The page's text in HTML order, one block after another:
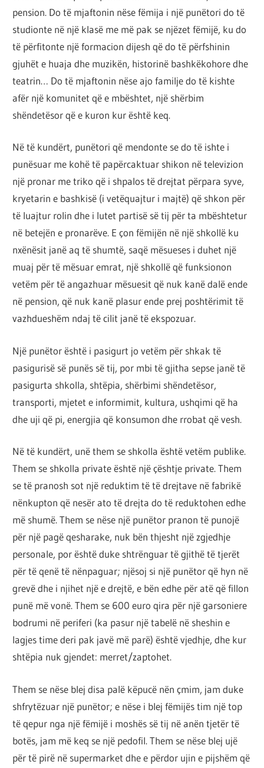
pension. Do të mjaftonin nëse fëmija i një punëtori do të
studionte në një klasë me më pak se njëzet fëmijë, ku do
të përfitonte një formacion dijesh që do të përfshinin
gjuhët e huaja dhe muzikën, historinë bashkëkohore dhe
teatrin… Do të mjaftonin nëse ajo familje do të kishte
afër një komunitet që e mbështet, një shërbim
shëndetësor që e kuron kur është keq.
Në të kundërt, punëtori që mendonte se do të ishte i
punësuar me kohë të papërcaktuar shikon në televizion
një pronar me triko që i shpalos të drejtat përpara syve,
kryetarin e bashkisë (i vetëquajtur i majtë) që shkon për
të luajtur rolin dhe i lutet partisë së tij për ta mbështetur
në betejën e pronarëve. E çon fëmijën në një shkollë ku
nxënësit janë aq të shumtë, saqë mësueses i duhet një
muaj për të mësuar emrat, një shkollë që funksionon
vetëm për të angazhuar mësuesit që nuk kanë dalë ende
në pension, që nuk kanë plasur ende prej poshtërimit të
vazhdueshëm ndaj të cilit janë të ekspozuar.
Një punëtor është i pasigurt jo vetëm për shkak të
pasigurisë së punës së tij, por mbi të gjitha sepse janë të
pasigurta shkolla, shtëpia, shërbimi shëndetësor,
transporti, mjetet e informimit, kultura, ushqimi që ha
dhe uji që pi, energjia që konsumon dhe rrobat që vesh.
Në të kundërt, unë them se shkolla është vetëm publike.
Them se shkolla private është një çështje private. Them
se të pranosh sot një reduktim të të drejtave në fabrikë
nënkupton që nesër ato të drejta do të reduktohen edhe
më shumë. Them se nëse një punëtor pranon të punojë
për një pagë qesharake, nuk bën thjesht një zgjedhje
personale, por është duke shtrënguar të gjithë të tjerët
për të qenë të nënpaguar; njësoj si një punëtor që hyn në
grevë dhe i njihet një e drejtë, e bën edhe për atë që fillon
punë më vonë. Them se 600 euro qira për një garsoniere
bodrumi në periferi (ka pasur një tabelë në sheshin e
lagjes time deri pak javë më parë) është vjedhje, dhe kur
shtëpia nuk gjendet: merret/zaptohet.
Them se nëse blej disa palë këpucë nën çmim, jam duke
shfrytëzuar një punëtor; e nëse i blej fëmijës tim një top
të qepur nga një fëmijë i moshës së tij në anën tjetër të
botës, jam më keq se një pedofil. Them se nëse blej ujë
për të pirë në supermarket dhe e përdor ujin e pijshëm që